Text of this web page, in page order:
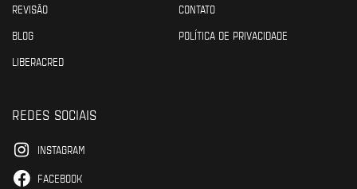
REVISÃO
CONTATO
BLOG
POLÍTICA DE PRIVACIDADE
LIBERACRED
REDES SOCIAIS
INSTAGRAM
FACEBOOK